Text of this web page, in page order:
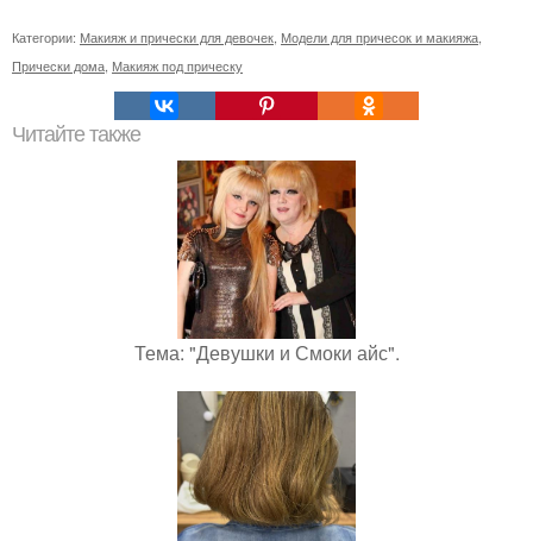
Категории: Макияж и прически для девочек Модели для причесок и макияжа
Прически дома Макияж под прическу
Читайте также
Тема: "Девушки и Смоки айс".